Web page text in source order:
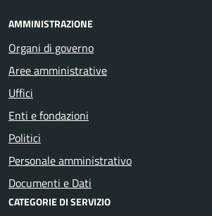
AMMINISTRAZIONE
Organi di governo
Aree amministrative
Uffici
Enti e fondazioni
Politici
Personale amministrativo
Documenti e Dati
CATEGORIE DI SERVIZIO